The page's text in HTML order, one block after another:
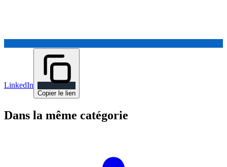
LinkedIn
Copier le lien
Dans la même catégorie